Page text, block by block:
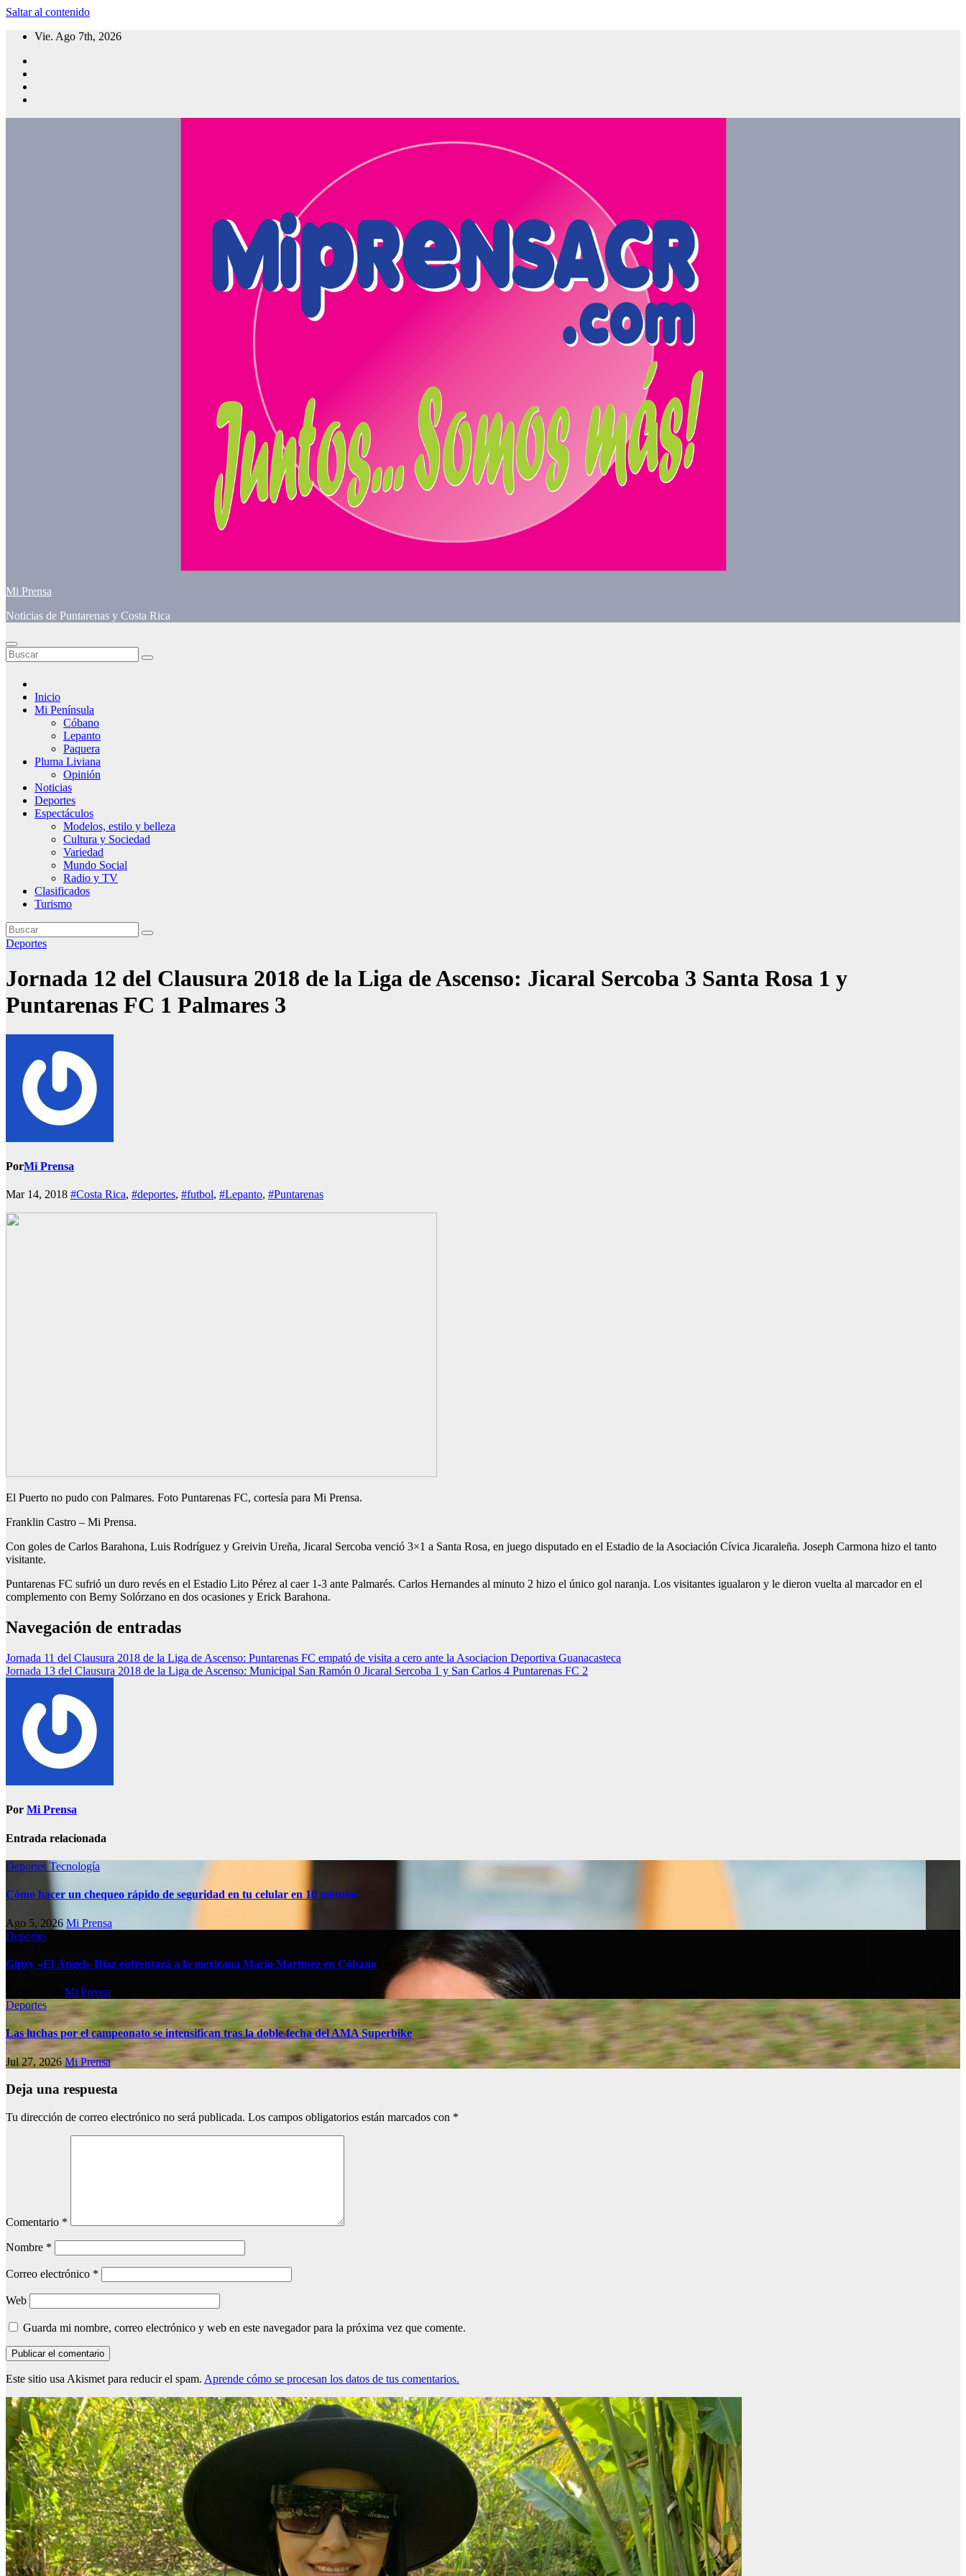
Saltar al contenido
Vie. Ago 7th, 2026
Mi Prensa
Noticias de Puntarenas y Costa Rica
Inicio
Mi Península
Cóbano
Lepanto
Paquera
Pluma Liviana
Opinión
Noticias
Deportes
Espectáculos
Modelos, estilo y belleza
Cultura y Sociedad
Variedad
Mundo Social
Radio y TV
Clasificados
Turismo
Deportes
Jornada 12 del Clausura 2018 de la Liga de Ascenso: Jicaral Sercoba 3 Santa Rosa 1 y
Puntarenas FC 1 Palmares 3
PorMi Prensa
Mar 14, 2018 #Costa Rica, #deportes, #futbol, #Lepanto, #Puntarenas
El Puerto no pudo con Palmares. Foto Puntarenas FC, cortesía para Mi Prensa.
Franklin Castro – Mi Prensa.
Con goles de Carlos Barahona, Luis Rodríguez y Greivin Ureña, Jicaral Sercoba venció 3×1 a Santa Rosa, en juego disputado en el Estadio de la Asociación Cívica Jicaraleña. Joseph Carmona hizo el tanto
visitante.
Puntarenas FC sufrió un duro revés en el Estadio Lito Pérez al caer 1-3 ante Palmarés. Carlos Hernandes al minuto 2 hizo el único gol naranja. Los visitantes igualaron y le dieron vuelta al marcador en el
complemento con Berny Solórzano en dos ocasiones y Erick Barahona.
Navegación de entradas
Jornada 11 del Clausura 2018 de la Liga de Ascenso: Puntarenas FC empató de visita a cero ante la Asociacion Deportiva Guanacasteca
Jornada 13 del Clausura 2018 de la Liga de Ascenso: Municipal San Ramón 0 Jicaral Sercoba 1 y San Carlos 4 Puntarenas FC 2
Por Mi Prensa
Entrada relacionada
Deportes Tecnología
Cómo hacer un chequeo rápido de seguridad en tu celular en 10 minutos
Ago 5, 2026 Mi Prensa
Deportes
Gipzy «El Ángel» Díaz enfrentará a la mexicana María Martínez en Cóbano
Mi Prensa
Deportes
Las luchas por el campeonato se intensifican tras la doble fecha del AMA Superbike
Jul 27, 2026Mi Prensa
Deja una respuesta
Tu dirección de correo electrónico no será publicada. Los campos obligatorios están marcados con *
Comentario *
Nombre *
Correo electrónico *
Web
Guarda mi nombre, correo electrónico y web en este navegador para la próxima vez que comente.
Este sitio usa Akismet para reducir el spam. Aprende cómo se procesan los datos de tus comentarios.